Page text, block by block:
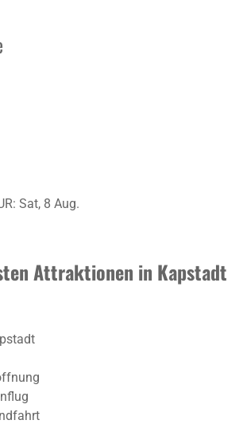
: Sat, 8 Aug.
Attraktionen in Kapstadt